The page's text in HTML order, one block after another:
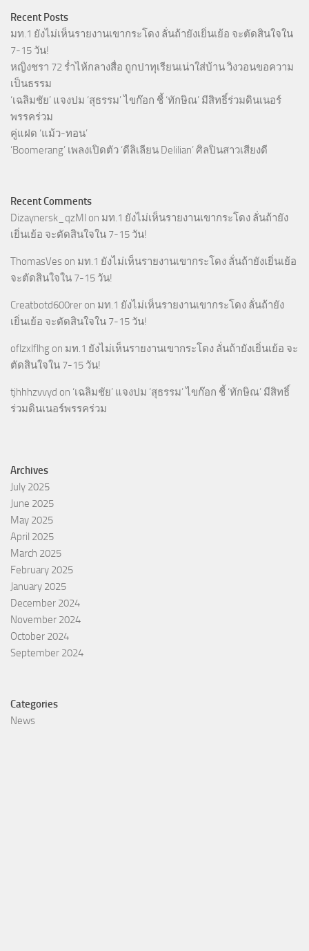
Recent Posts
มท.1 ยังไม่เห็นรายงานเขากระโดง ลั่นถ้ายังเยิ่นเย้อ จะตัดสินใจใน
7-15 วัน!
หญิงชรา 72 ร่ำไห้กลางสื่อ ถูกปาทุเรียนเน่าใส่บ้าน วิงวอนขอความ
เป็นธรรม
‘เฉลิมชัย’ แจงปม ‘สุธรรม’ ไขก๊อก ชี้ ‘ทักษิณ’ มีสิทธิ์ร่วมดินเนอร์
พรรคร่วม
คู่แฝด ‘แม้ว-ทอน’
‘Boomerang’ เพลงเปิดตัว ‘ดีลิเลียน Delilian’ ศิลปินสาวเสียงดี
Recent Comments
Dizaynersk_qzMl on มท.1 ยังไม่เห็นรายงานเขากระโดง ลั่นถ้ายัง
เยิ่นเย้อ จะตัดสินใจใน 7-15 วัน!
ThomasVes on มท.1 ยังไม่เห็นรายงานเขากระโดง ลั่นถ้ายังเยิ่นเย้อ
จะตัดสินใจใน 7-15 วัน!
Creatbotd600rer on มท.1 ยังไม่เห็นรายงานเขากระโดง ลั่นถ้ายัง
เยิ่นเย้อ จะตัดสินใจใน 7-15 วัน!
oflzxlflhg on มท.1 ยังไม่เห็นรายงานเขากระโดง ลั่นถ้ายังเยิ่นเย้อ จะ
ตัดสินใจใน 7-15 วัน!
tjhhhzvvyd on ‘เฉลิมชัย’ แจงปม ‘สุธรรม’ ไขก๊อก ชี้ ‘ทักษิณ’ มีสิทธิ์
ร่วมดินเนอร์พรรคร่วม
Archives
July 2025
June 2025
May 2025
April 2025
March 2025
February 2025
January 2025
December 2024
November 2024
October 2024
September 2024
Categories
News